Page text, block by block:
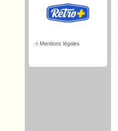
Mentions légales